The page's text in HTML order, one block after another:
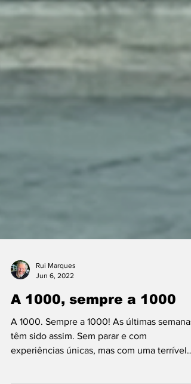
Jun 6, 2022
A 1000, sempre a 1000
A 1000. Sempre a 1000! As últimas semanas
têm sido assim. Sem parar e com